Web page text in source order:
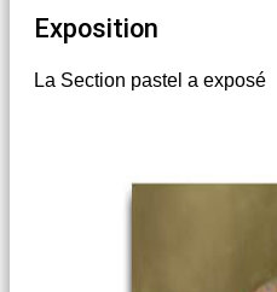
Exposition
La Section pastel a exposé